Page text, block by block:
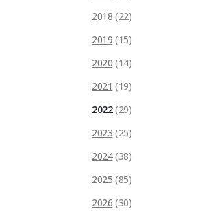
2018 (22)
2019 (15)
2020 (14)
2021 (19)
2022(29)
2023 (25)
2024(38)
2025 (85)
2026 (30)